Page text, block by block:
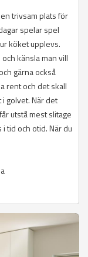
trivsam plats för
spelar spel
köket upplevs.
känsla man vill
gärna också
rent och det skall
golvet. När det
utstå mest slitage
tid och otid. När du